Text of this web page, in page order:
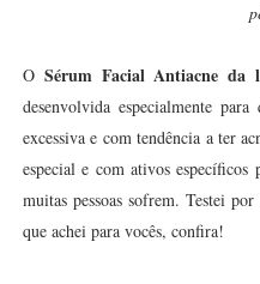
O Sérum Facial Antiacne
desenvolvida especialmente
excessiva e com tendência a ter
especial e com ativos
muitas pessoas sofrem. Testei
que achei para vocês, confira!